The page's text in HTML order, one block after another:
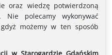
oraz wiedzę potwierdzoną
Nie polecamy wykonywać
możemy w ten sposób